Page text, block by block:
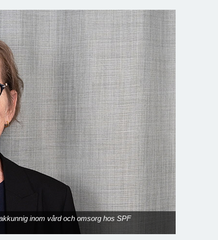
inom vård och omsorg hos SPF